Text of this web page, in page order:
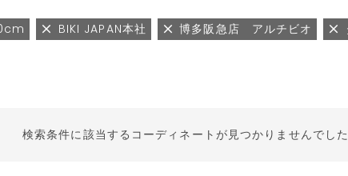
BIKI JAPAN本社 博多阪急店 アルチビオ
検索条件に該当するコーディネートが見つかりませんでし